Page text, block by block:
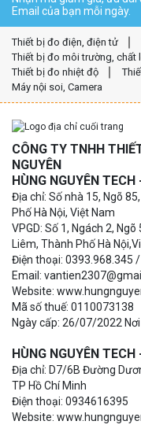
Email của bạn mỗi ngày.
Thiết bị đo điện, điện tử
Thiết bị đo môi trường, chất
Thiết bị đo nhiệt độ
Máy nội soi, Camera
CÔNG TY TNHH
NGUYÊN
HÙNG NGUYÊN TECH
Địa chỉ: Số nhà 15, Ngõ
Phố Hà Nội, Việt Nam
VPGD: Số 1, Ngách 2,
Liêm, Thành Phố Hà
Điện thoại: 0393.968.345
Email:
Website:
Mã số thuế: 0110073138
Ngày cấp: 26/07/2022
HÙNG NGUYÊN
Địa chỉ: D7/6B Đường
TP Hồ Chí Minh
Điện thoại: 0934616395
Website: